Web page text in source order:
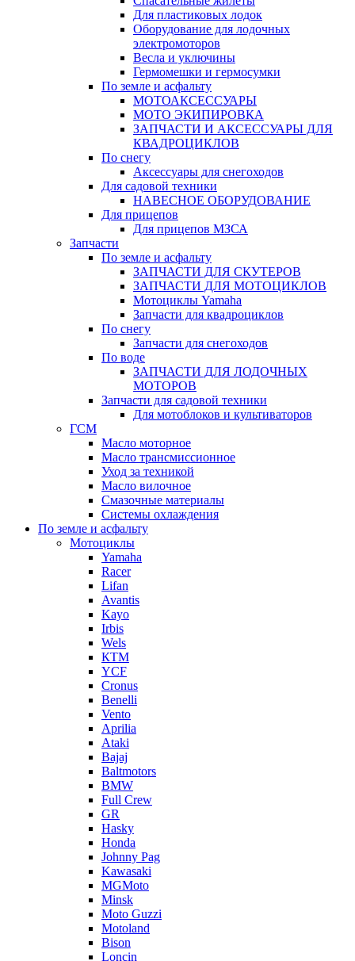
Для пластиковых лодок
Оборудование для лодочных
электромоторов
Весла и уключины
Гермомешки и гермосумки
По земле и асфальту
МОТОАКСЕССУАРЫ
МОТО ЭКИПИРОВКА
ЗАПЧАСТИ И АКСЕССУАРЫ ДЛЯ
КВАДРОЦИКЛОВ
По снегу
Аксессуары для снегоходов
Для садовой техники
НАВЕСНОЕ ОБОРУДОВАНИЕ
Для прицепов
Для прицепов МЗСА
Запчасти
По земле и асфальту
ЗАПЧАСТИ ДЛЯ СКУТЕРОВ
ЗАПЧАСТИ ДЛЯ МОТОЦИКЛОВ
Мотоциклы Yamaha
Запчасти для квадроциклов
По снегу
Запчасти для снегоходов
По воде
ЗАПЧАСТИ ДЛЯ ЛОДОЧНЫХ
МОТОРОВ
Запчасти для садовой техники
Для мотоблоков и культиваторов
ГСМ
Масло моторное
Масло трансмиссионное
Уход за техникой
Масло вилочное
Смазочные материалы
Системы охлаждения
По земле и асфальту
Мотоциклы
Yamaha
Racer
Lifan
Avantis
Kayo
Irbis
Wels
КТМ
YCF
Cronus
Benelli
Vento
Aprilia
Ataki
Bajaj
Baltmotors
BMW
Full Crew
GR
Hasky
Honda
Johnny Pag
Kawasaki
MGMoto
Minsk
Moto Guzzi
Motoland
Bison
Loncin